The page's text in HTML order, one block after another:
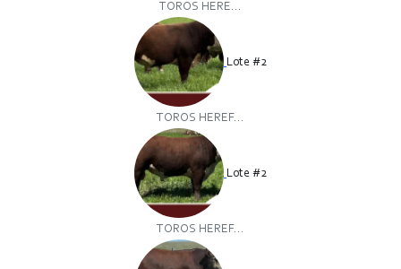
TOROS HERE...
Lote #2
TOROS HEREF...
Lote #2
TOROS HEREF...